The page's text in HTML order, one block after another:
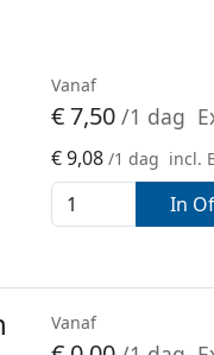
Vanaf
€7,50 /1 dag
€9,08 /1 dag incl.
In
Vanaf